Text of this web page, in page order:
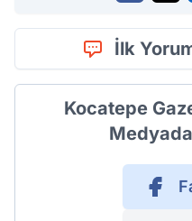
İlk
Kocatepe